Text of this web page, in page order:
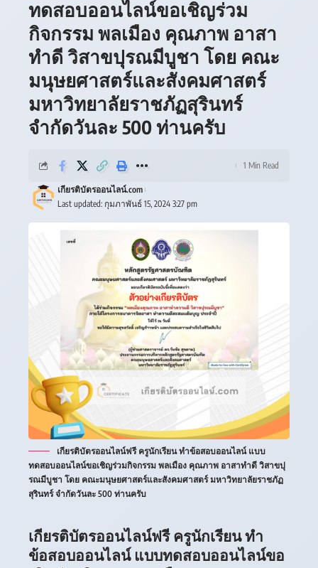
ทดสอบออนไลน์ขอเชิญร่วม
กิจกรรม พลเมือง คุณภาพ อาสา
ทำดี วิสาขปุรณมีบูชา โดย คณะ
มนุษยศาสตร์และสังคมศาสตร์
มหาวิทยาลัยราชภัฏสุรินทร์
จำกัดวันละ 500 ท่านครับ
Last updated: กุมภาพันธ์ 15, 2024 3:27 pm
เกียรติบัตรออนไลน์.com
1 Min Read
เกียรติบัตรออนไลน์ฟรี ครูนักเรียน ทำข้อสอบออนไลน์ แบบ
ทดสอบออนไลน์ขอเชิญร่วมกิจกรรม พลเมือง คุณภาพ อาสาทำดี วิสาขปุ
รณมีบูชา โดย คณะมนุษยศาสตร์และสังคมศาสตร์ มหาวิทยาลัยราชภัฏ
สุรินทร์ จำกัดวันละ 500 ท่านครับ
เกียรติบัตรออนไลน์ฟรี ครูนักเรียน ทำ
ข้อสอบออนไลน์ แบบทดสอบออนไลน์ขอ